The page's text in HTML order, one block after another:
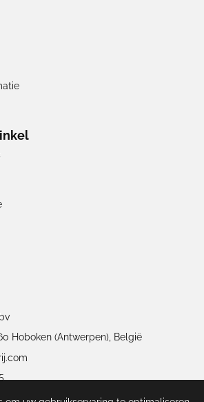
Hoboken (Antwerpen), België